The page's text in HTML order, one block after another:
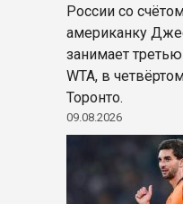
России со
американку
занимает
WTA, в
Торонто.
09.08.2026